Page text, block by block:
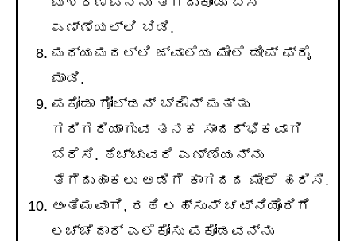
ಎಣ್ಣೆಯಲ್ಲಿ ಬಿಡಿ.
ಮಧ್ಯಮದಲ್ಲಿ ಜ್ವಾಲೆಯ ಮೇಲೆ ಡೀಪ್ ಫ್ರೈ
ಮಾಡಿ.
ಪಕೋಡಾ ಗೋಲ್ಡನ್ ಬ್ರೌನ್ ಮತ್ತು
ಗರಿಗರಿಯಾಗುವ ತನಕ ಸಾಂದರ್ಭಿಕವಾಗಿ
ಬೆರೆಸಿ. ಹೆಚ್ಚುವರಿ ಎಣ್ಣೆಯನ್ನು
ತೆಗೆದುಹಾಕಲು ಅಡಿಗೆ ಕಾಗದದ ಮೇಲೆ ಹರಿಸಿ.
ಅಂತಿಮವಾಗಿ, ದಹಿ ಲಹ್ಸುನ್ ಚಟ್ನಿಯೊಂದಿಗೆ
ಲಚ್ಚೆದಾರ್ ಎಲೆಕೋಸು ಪಕೋಡವನ್ನು